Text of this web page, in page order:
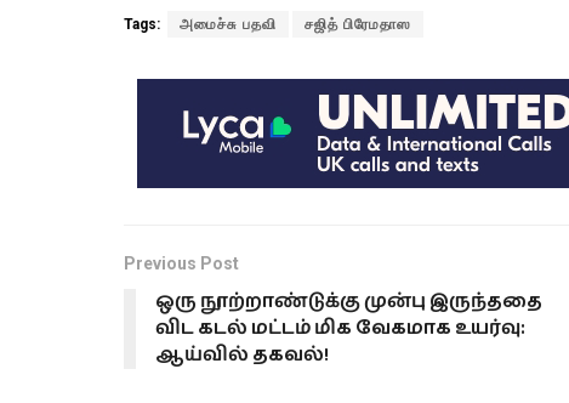
Tags: அமைச்சு பதவி சஜித் பிரேமதாஸ
Previous Post
ஒரு நூற்றாண்டுக்கு முன்பு இருந்ததை
விட கடல் மட்டம் மிக வேகமாக உயர்வு:
ஆய்வில் தகவல்!